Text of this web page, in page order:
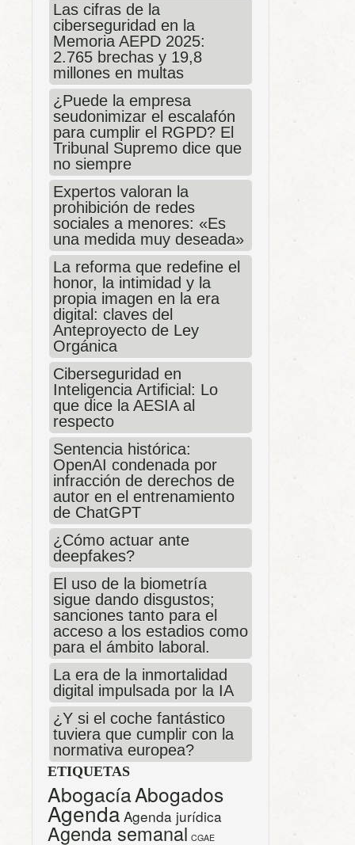
Las cifras de la
ciberseguridad en la
Memoria AEPD 2025:
2.765 brechas y 19,8
millones en multas
¿Puede la empresa
seudonimizar el escalafón
para cumplir el RGPD? El
Tribunal Supremo dice que
no siempre
Expertos valoran la
prohibición de redes
sociales a menores: «Es
una medida muy deseada»
La reforma que redefine el
honor, la intimidad y la
propia imagen en la era
digital: claves del
Anteproyecto de Ley
Orgánica
Ciberseguridad en
Inteligencia Artificial: Lo
que dice la AESIA al
respecto
Sentencia histórica:
OpenAI condenada por
infracción de derechos de
autor en el entrenamiento
de ChatGPT
¿Cómo actuar ante
deepfakes?
El uso de la biometría
sigue dando disgustos;
sanciones tanto para el
acceso a los estadios como
para el ámbito laboral.
La era de la inmortalidad
digital impulsada por la IA
¿Y si el coche fantástico
tuviera que cumplir con la
normativa europea?
ETIQUETAS
AbogacíaAbogados
Agenda Agenda jurídica
Agenda semanal CGAE